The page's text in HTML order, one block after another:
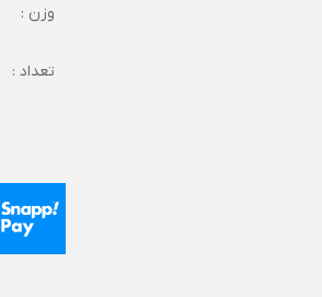
وزن :
تعداد :